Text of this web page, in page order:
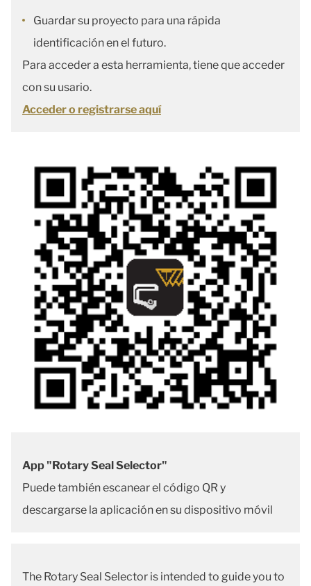
Guardar su proyecto para una rápida
identificación en el futuro.
Para acceder a esta herramienta, tiene que acceder
con su usario.
Acceder o registrarse aquí
App "Rotary Seal Selector"
Puede también escanear el código QR y
descargarse la aplicación en su dispositivo móvil
The Rotary Seal Selector is intended to guide you to